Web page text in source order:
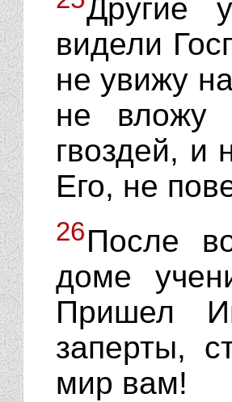
Другие
видели
не увижу
не вложу
гвоздей, и
Его, не
26После
доме
Пришел
заперты,
мир вам!